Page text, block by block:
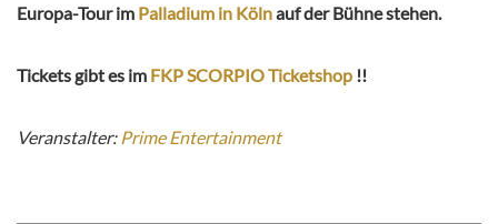
Europa-Tour im Palladium in Kölnauf der Bühne stehen.
Tickets gibt es im FKP SCORPIO Ticketshop !!
Veranstalter: Prime Entertainment